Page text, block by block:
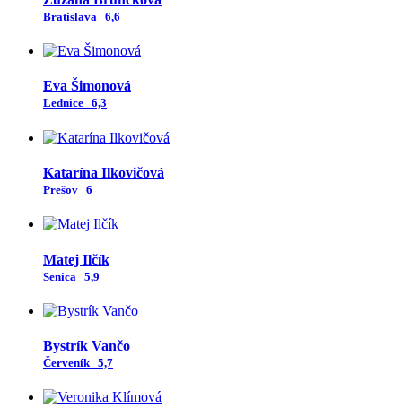
Bratislava 6,6
Eva Šimonová
Lednice 6,3
Katarína Ilkovičová
Prešov 6
Matej Ilčík
Senica 5,9
Bystrík Vančo
Červeník 5,7